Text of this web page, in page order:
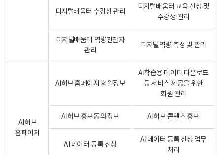
디지털배움터 수강생 관리
디지털배움터 교육 신청 및
수강생 관리
디지털배움터 역량진단자
관리
디지털역량 측정 및 관리
AI허브
홈페이지
AI허브 홈페이지 회원정보
AI학습용 데이터 다운로드
등 서비스 제공을 위한
회원 관리
AI허브 홍보동의 정보 AI허브 콘텐츠 홍보
AI 데이터 등록 신청
AI 데이터 등록 신청 업무
처리